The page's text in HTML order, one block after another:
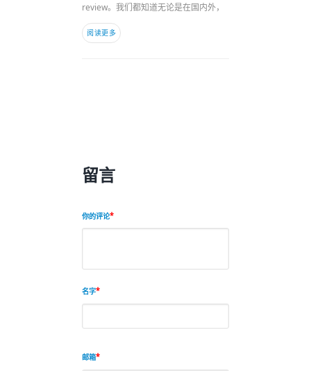
review。我们都知道无论是在国内外，
阅读更多
留言
你的评论
名字
邮箱